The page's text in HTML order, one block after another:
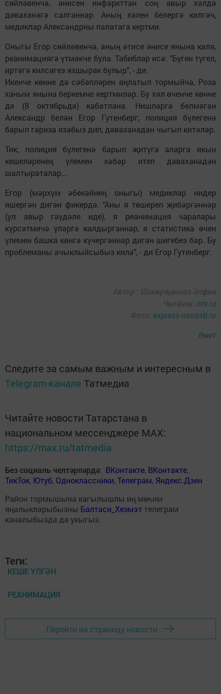
сөйләвенчә, әнисен инфаркттан соң авыр хәлдә
дәваханәгә салганнар. Аның хәлен белергә килгәч,
медиклар Александрны палатага кертми.
Оныгы Егор сөйләвенчә, аның әтисе әнисе янына килә,
реанимациягә үтмәкче була. Табиблар исә: "Бүген түгел,
иртәгә килсәгез яхшырак булыр", - ди.
Икенче көнне дә сәбәпләрен аңлатып тормыйча, Роза
ханым янына беркемне кертмиләр. Бу хәл өченче көнне
дә (8 октябрьдә) кабатлана. Нишләргә белмәгән
Александр белән Егор Гутенберг, полиция бүлегенә
барып гариза язабыз дип, дәваханәдән чыгып китәләр.
Тик, полиция бүлегенә барып җитүгә аларга якын
кешеләренең үлемен хәбәр итеп дәваханәдән
шалтыраталар...
Егор (мәрхүм әбекәйнең оныгы) медиклар нидер
яшергән дигән фикердә. "Аны я төшереп җибәргәннәр
(ул авыр гәүдәле иде), я реанимация чаралары
күрсәтмичә үләргә калдырганнар, я статистика өчен
үлемен башка көнгә күчергәннәр дигән шигебез бар. Бу
проблеманы ачыклыйсыбыз килә", - ди Егор Гутенберг.
Автор : Шакирҗанова Әлфия
Чыганак: ntv.ru
Фото: express-novosti.ru
Өмет
Следите за самым важным и интересным в
Telegram-канале Татмедиа
Читайте новости Татарстана в
национальном мессенджере MАХ:
https://max.ru/tatmedia
Без социаль челтәрләрдә: ВКонтакте, ВКонтакте,
ТикТок, Ютуб, Одноклассники,Телеграм, Яндекс.Дзен
Район тормышына кагылышлы иң мөһим
яңалыкларыбызны Балтаси_Хезмэт телеграм
каналыбызда да укыгыз.
Теги:
КЕШЕ ҮЛГӘН
РЕАНИМАЦИЯ
Перейти на страницу новости